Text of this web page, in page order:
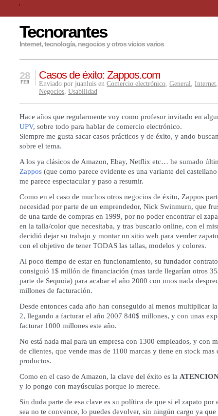
Tecnorantes
Internet, tecnología, negocios y otros vicios varios
Casos de éxito: Zappos.com
28
FEB Enviado por juanluis en Comercio electrónico, General, Internet
Negocios, Usabilidad
Hace años que regularmente voy como profesor invitado en
UPV, sobre todo para hablar de comercio electrónico.
Siempre me gusta sacar casos prácticos y de éxito, y ando
sobre el tema.
A los ya clásicos de Amazon, Ebay, Netflix etc… he sumado
Zappos (que como parece evidente es una variante del
me parece espectacular y paso a resumir.
Como en el caso de muchos otros negocios de éxito, Zappos
necesidad por parte de un emprendedor, Nick Swinmurn, que
de una tarde de compras en 1999, por no poder encontrar el
en la talla/color que necesitaba, y tras buscarlo online, con el
decidió dejar su trabajo y montar un sitio web para vender
con el objetivo de tener TODAS las tallas, modelos y colores.
Al poco tiempo de estar en funcionamiento, su fundador
consiguió 1$ millón de financiación (mas tarde llegarían otros
parte de Sequoia) para acabar el año 2000 con unos nada
millones de facturación.
Desde entonces cada año han conseguido al menos multiplicar
2, llegando a facturar el año 2007 840$ millones, y con unas
facturar 1000 millones este año.
No está nada mal para un empresa con 1300 empleados, y con
de clientes, que vende mas de 1100 marcas y tiene en stock
productos.
Como en el caso de Amazon, la clave del éxito es la
y lo pongo con mayúsculas porque lo merece.
Sin duda parte de esa clave es su política de que si el zapato por
sea no te convence, lo puedes devolver, sin ningún cargo ya